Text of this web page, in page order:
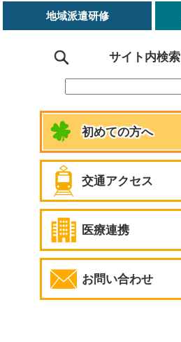
地域派遣研修
サイト内検索
初めての方へ
交通アクセス
医療連携
お問い合わせ